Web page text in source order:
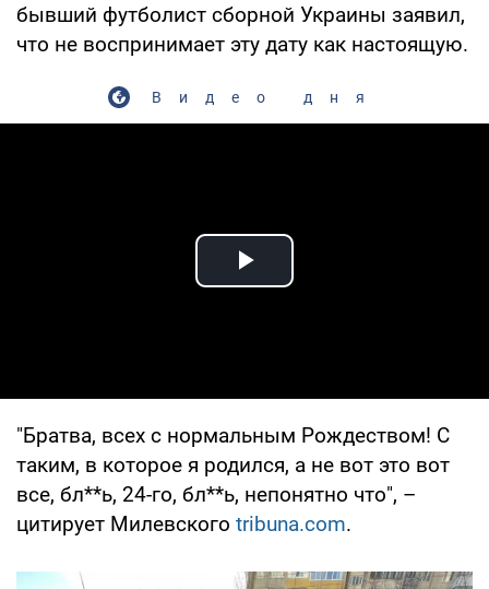
бывший футболист сборной Украины заявил,
что не воспринимает эту дату как настоящую.
Видео дня
Play Video
"Братва, всех с нормальным Рождеством! С
таким, в которое я родился, а не вот это вот
все, бл**ь, 24-го, бл**ь, непонятно что", –
цитирует Милевского tribuna.com.